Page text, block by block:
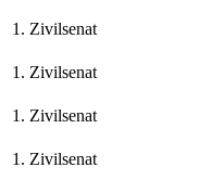
1. Zivilsenat
1. Zivilsenat
1. Zivilsenat
1. Zivilsenat